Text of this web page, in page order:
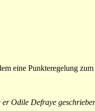
eine Punkteregelung
Odile Defraye